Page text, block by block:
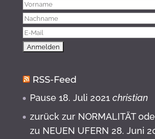
RSS-Feed
Pause 18. Juli 2021 christian
zurück zur NORMALITÄT
zu NEUEN UFERN 28. Juni